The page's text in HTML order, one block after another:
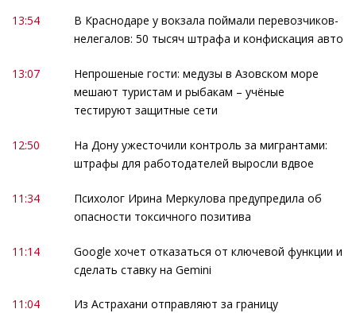
13:54
В Краснодаре у вокзала поймали перевозчиков-
нелегалов: 50 тысяч штрафа и конфискация авто
13:07
Непрошеные гости: медузы в Азовском море
мешают туристам и рыбакам – учёные
тестируют защитные сети
12:50
На Дону ужесточили контроль за мигрантами:
штрафы для работодателей выросли вдвое
11:34
Психолог Ирина Меркулова предупредила об
опасности токсичного позитива
11:14
Google хочет отказаться от ключевой функции и
сделать ставку на Gemini
11:04
Из Астрахани отправляют за границу